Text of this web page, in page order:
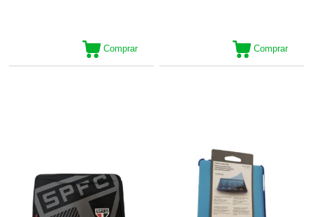
Comprar Comprar